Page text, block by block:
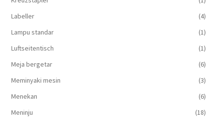
Labeller
(4)
Lampu standar
(1)
Luftseitentisch
(1)
Meja bergetar
(6)
Meminyaki mesin
(3)
Menekan
(6)
Meninju
(18)